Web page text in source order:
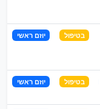
בטיפול יוזם ראשי
בטיפול יוזם ראשי